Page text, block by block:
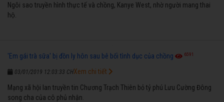
Ngôi sao truyền hình thực tế và chồng, Kanye West, nhờ người mang thai
hộ.
'Em gái trà sữa' bị đồn ly hôn sau bê bối tình dục của chồng 6591
03/01/2019 12:03:33 CH
Mạng xã hội lan truyền tin Chương Trạch Thiên bỏ tỷ phú Lưu Cường Đông
song cha của cô phủ nhận.
Xem chi tiết